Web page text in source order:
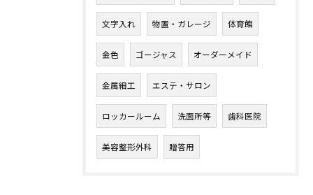
文字入れ 物置・ガレージ 体育館
金色 ゴージャス オーダーメイド
金属細工 エステ・サロン
ロッカールーム 洗面所等 歯科医院
美容整形外科 贈答用